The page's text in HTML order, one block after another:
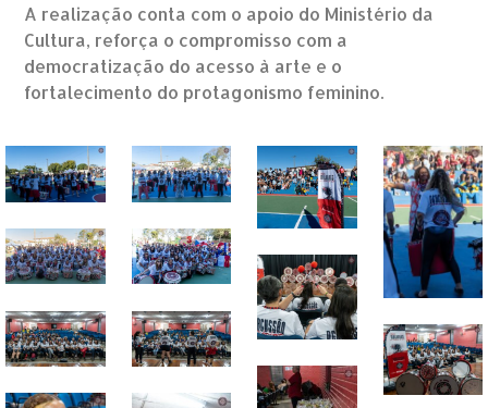
A realização conta com o apoio do Ministério da
Cultura, reforça o compromisso com a
democratização do acesso à arte e o
fortalecimento do protagonismo feminino.